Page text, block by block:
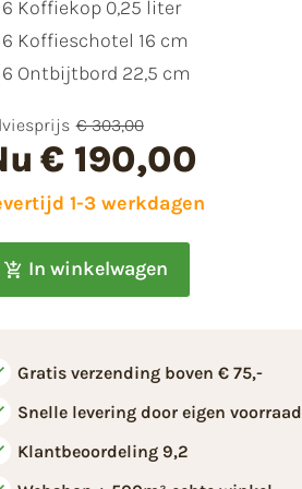
6 Koffiekop 0,25 liter
6 Koffieschotel 16 cm
6 Ontbijtbord 22,5 cm
€ 303,00
€ 190,00
1-3 werkdagen
In winkelwagen
Gratis verzending boven € 75,-
Snelle levering door eigen voorraad
Klantbeoordeling 9,2